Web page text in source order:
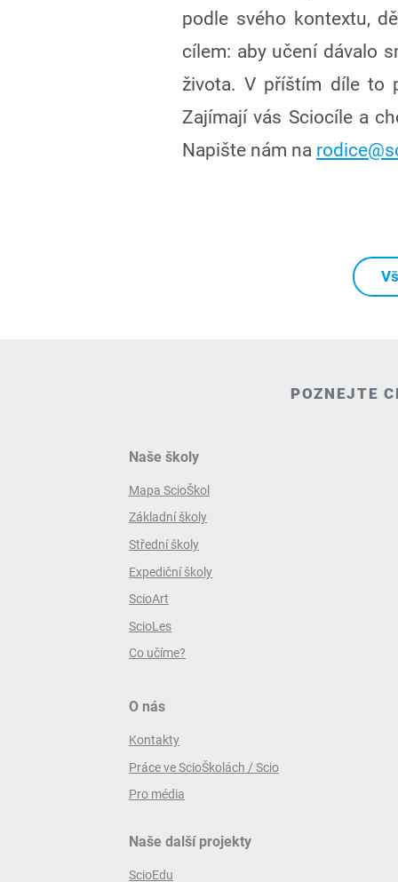
podle svého kontextu,
cílem: aby učení dávalo
života. V příštím díle to
Zajímají vás Sciocíle a
Napište nám na
POZNEJTE
Naše školy
Mapa ScioŠkol
Základní školy
Střední školy
Expediční školy
ScioArt
ScioLes
Co učíme?
O nás
Kontakty
Práce ve ScioŠkolách / Scio
Pro média
Naše další projekty
ScioEdu